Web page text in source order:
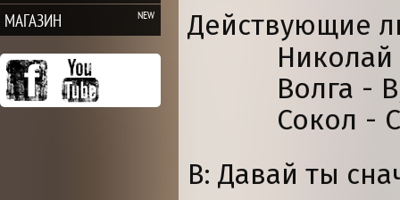
МАГАЗИН
Действующие
Волга -
Сокол -
В: Давай ты